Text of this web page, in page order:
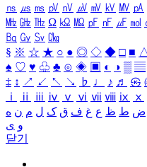
㎱ ㎲ ㎳ ㎴ ㎵ ㎶ ㎷ ㎸ ㎹ ㎀
㎒ ㎓ ㎔ Ω ㏀ ㏁ ㎊ ㎋ ㎌ ㏖
㏃ ㏉ ㏜ ㏆
§ ※ ☆ ★ ○ ● ◎ ◇ ◆ □ ■
♠ ♡ ♥ ♧ ♣ ⊙ ◈ ▣ ◐ ◑ ▒ ▤
‡ ↕ ↗ ↙ ↖ ↘ ♭ ♩ ♪ ♬ ㉿
ⅰ
ⅱ ⅲ ⅳ ⅴ ⅵ ⅶ ⅷ ⅸ ⅹ
ض ط ظ ع غ ف ق ک ل م ن ه
و ی
닫기